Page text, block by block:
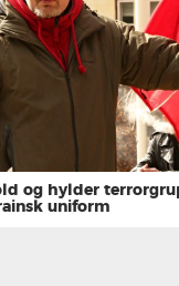
og hylder
uniform